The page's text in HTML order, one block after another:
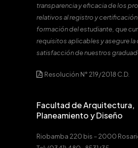
transparencia y eficacia de los
relativos al registro y certificación
formación del estudiante, que
requisitos aplicables y asegure la
satisfacción de nuestros
Resolución N° 219/2018 C.D.
Facultad de Arquitectura,
Planeamiento y Diseño
Riobamba 220 bis – 2000